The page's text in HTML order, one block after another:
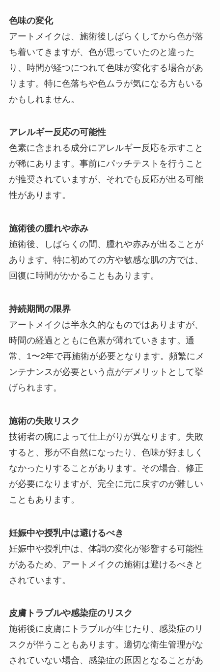
色味の変化
アートメイクは、施術後しばらくしてから色が落
ち着いてきますが、色が思っていたのと違った
り、時間が経つにつれて色味が変化する場合があ
ります。特に色落ちや色ムラが気になる方もいる
かもしれません。
アレルギー反応の可能性
色素に含まれる成分にアレルギー反応を示すこと
が稀にあります。事前にパッチテストを行うこと
が推奨されていますが、それでも反応が出る可能
性があります。
施術後の腫れや赤み
施術後、しばらくの間、腫れや赤みが出ることが
あります。特に初めての方や敏感な肌の方では、
回復に時間がかかることもあります。
持続期間の限界
アートメイクは半永久的なものではありますが、
時間の経過とともに色素が薄れていきます。通
常、1〜2年で再施術が必要となります。頻繁にメ
ンテナンスが必要という点がデメリットとして挙
げられます。
施術の失敗リスク
技術者の腕によって仕上がりが異なります。失敗
すると、形が不自然になったり、色味が好ましく
なかったりすることがあります。その場合、修正
が必要になりますが、完全に元に戻すのが難しい
こともあります。
妊娠中や授乳中は避けるべき
妊娠中や授乳中は、体調の変化が影響する可能性
があるため、アートメイクの施術は避けるべきと
されています。
皮膚トラブルや感染症のリスク
施術後に皮膚にトラブルが生じたり、感染症のリ
スクが伴うこともあります。適切な衛生管理がな
されていない場合、感染症の原因となることがあ